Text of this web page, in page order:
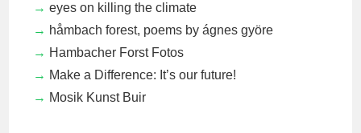
eyes on killing the climate
håmbach forest, poems by ágnes györe
Hambacher Forst Fotos
Make a Difference: It’s our future!
Mosik Kunst Buir